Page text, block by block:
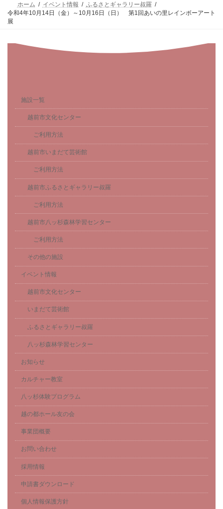
ホーム イベント情報
ふるさとギャラリー叔羅
令和4年10月14日（金）～10月16日（日） 第1回あいの里レインボーアート
展
施設一覧
越前市文化センター
ご利用方法
越前市いまだて芸術館
ご利用方法
越前市ふるさとギャラリー叔羅
ご利用方法
越前市八ッ杉森林学習センター
ご利用方法
その他の施設
イベント情報
越前市文化センター
いまだて芸術館
ふるさとギャラリー叔羅
八ッ杉森林学習センター
お知らせ
カルチャー教室
八ッ杉体験プログラム
越の都ホール友の会
事業団概要
お問い合わせ
採用情報
申請書ダウンロード
個人情報保護方針